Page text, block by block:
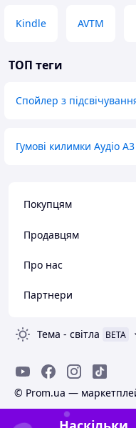
Kindle AVTM
ТОП теги
Спойлер з
Гумові килимки Аудіо
Покупцям
Продавцям
Про нас
Партнери
Тема - світла BETA
© Prom.ua —